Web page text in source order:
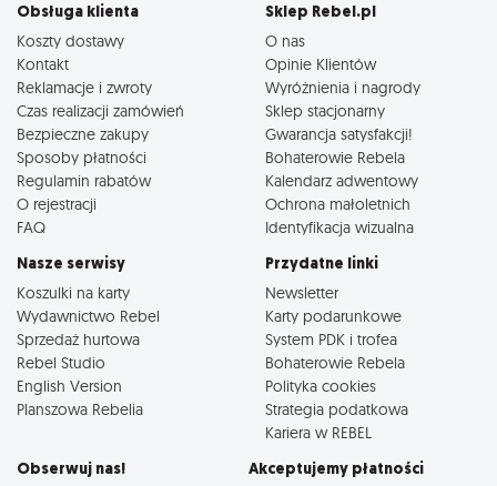
Obsługa klienta
Koszty dostawy
Kontakt
Reklamacje i zwroty
Czas realizacji zamówień
Bezpieczne zakupy
Sposoby płatności
Regulamin rabatów
O rejestracji
FAQ
Sklep Rebel.pl
O nas
Opinie Klientów
Wyróżnienia i nagrody
Sklep stacjonarny
Gwarancja satysfakcji!
Bohaterowie Rebela
Kalendarz adwentowy
Ochrona małoletnich
Identyfikacja wizualna
Nasze serwisy
Koszulki na karty
Wydawnictwo Rebel
Sprzedaż hurtowa
Rebel Studio
English Version
Planszowa Rebelia
Przydatne linki
Newsletter
Karty podarunkowe
System PDK i trofea
Bohaterowie Rebela
Polityka cookies
Strategia podatkowa
Kariera w REBEL
Obserwuj nas! Akceptujemy płatności